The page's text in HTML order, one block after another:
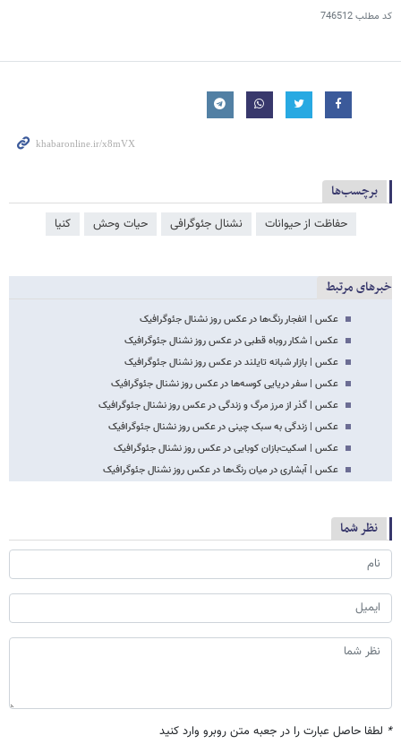
کد مطلب746512
برچسب‌ها
حفاظت از حیوانات نشنال جئوگرافی حیات وحش کنیا
خبرهای مرتبط
عکس | انفجار رنگ‌ها در عکس روز نشنال جئوگرافیک
عکس | شکار روباه قطبی در عکس روز نشنال جئوگرافیک
عکس | بازار شبانه تایلند در عکس روز نشنال جئوگرافیک
عکس | سفر دریایی کوسه‌ها در عکس روز نشنال جئوگرافیک
عکس | گذر از مرز مرگ و زندگی در عکس روز نشنال جئوگرافیک
عکس | زندگی به سبک چینی در عکس روز نشنال جئوگرافیک
عکس | اسکیت‌بازان کوبایی در عکس روز نشنال جئوگرافیک
عکس | آبشاری در میان رنگ‌ها در عکس روز نشنال جئوگرافیک
نظر شما
* لطفا حاصل عبارت را در جعبه متن روبرو وارد کنید